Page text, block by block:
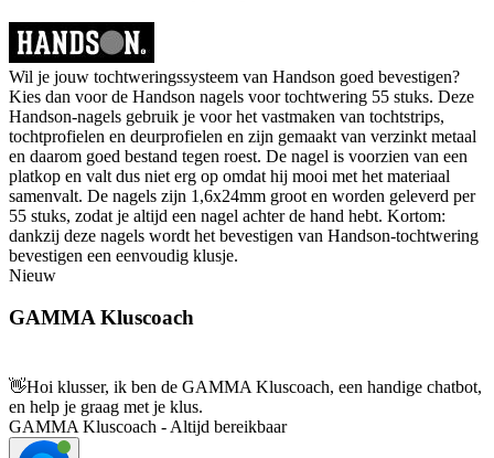
Wil je jouw tochtweringssysteem van Handson goed bevestigen?
Kies dan voor de Handson nagels voor tochtwering 55 stuks. Deze
Handson-nagels gebruik je voor het vastmaken van tochtstrips,
tochtprofielen en deurprofielen en zijn gemaakt van verzinkt metaal
en daarom goed bestand tegen roest. De nagel is voorzien van een
platkop en valt dus niet erg op omdat hij mooi met het materiaal
samenvalt. De nagels zijn 1,6x24mm groot en worden geleverd per
55 stuks, zodat je altijd een nagel achter de hand hebt. Kortom:
dankzij deze nagels wordt het bevestigen van Handson-tochtwering
bevestigen een eenvoudig klusje.
Nieuw
GAMMA Kluscoach
👋Hoi klusser, ik ben de GAMMA Kluscoach, een handige chatbot,
en help je graag met je klus.
GAMMA Kluscoach - Altijd bereikbaar